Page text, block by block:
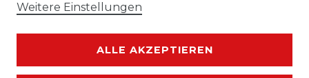
VERTRAG WIDERRUFEN Kontakt
Weitere Einstellungen
ALLE AKZEPTIEREN